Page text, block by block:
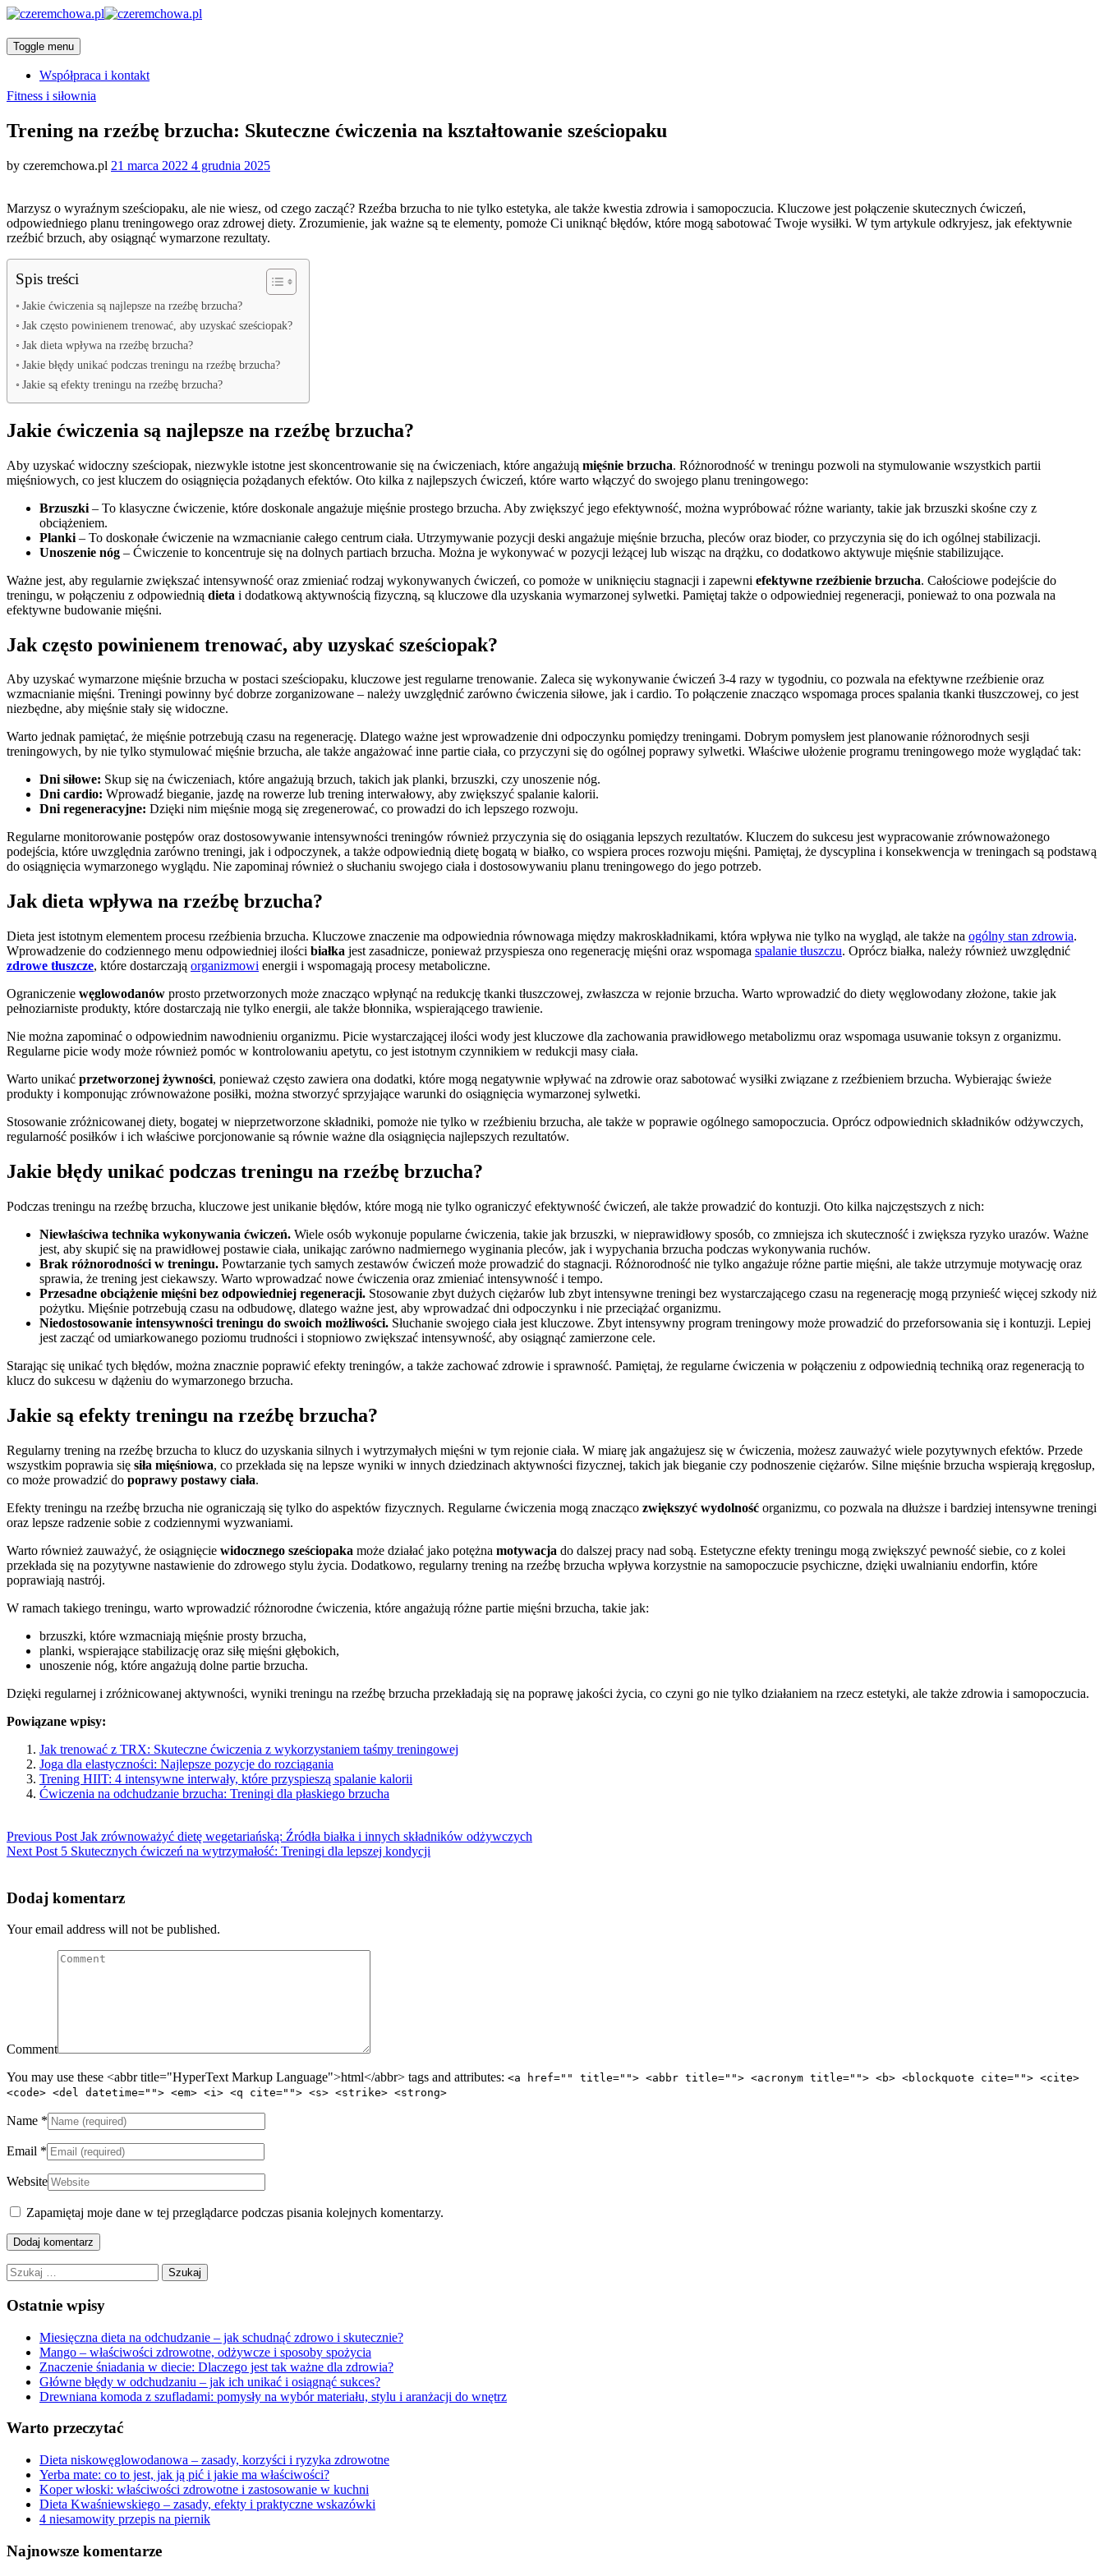
Toggle menu
Współpraca i kontakt
Categories
Fitness i siłownia
Trening na rzeźbę brzucha: Skuteczne ćwiczenia na kształtowanie sześciopaku
by czeremchowa.pl Posted
21 marca 2022 4 grudnia 2025
Marzysz o wyraźnym sześciopaku, ale nie wiesz, od czego zacząć? Rzeźba brzucha to nie tylko estetyka, ale także kwestia zdrowia i samopoczucia. Kluczowe jest połączenie skutecznych ćwiczeń,
odpowiedniego planu treningowego oraz zdrowej diety. Zrozumienie, jak ważne są te elementy, pomoże Ci uniknąć błędów, które mogą sabotować Twoje wysiłki. W tym artykule odkryjesz, jak efektywnie
rzeźbić brzuch, aby osiągnąć wymarzone rezultaty.
Spis treści
Jakie ćwiczenia są najlepsze na rzeźbę brzucha?
Jak często powinienem trenować, aby uzyskać sześciopak?
Jak dieta wpływa na rzeźbę brzucha?
Jakie błędy unikać podczas treningu na rzeźbę brzucha?
Jakie są efekty treningu na rzeźbę brzucha?
Jakie ćwiczenia są najlepsze na rzeźbę brzucha?
Aby uzyskać widoczny sześciopak, niezwykle istotne jest skoncentrowanie się na ćwiczeniach, które angażują mięśnie brzucha. Różnorodność w treningu pozwoli na stymulowanie wszystkich partii
mięśniowych, co jest kluczem do osiągnięcia pożądanych efektów. Oto kilka z najlepszych ćwiczeń, które warto włączyć do swojego planu treningowego:
Brzuszki – To klasyczne ćwiczenie, które doskonale angażuje mięśnie prostego brzucha. Aby zwiększyć jego efektywność, można wypróbować różne warianty, takie jak brzuszki skośne czy z
obciążeniem.
Planki – To doskonałe ćwiczenie na wzmacnianie całego centrum ciała. Utrzymywanie pozycji deski angażuje mięśnie brzucha, pleców oraz bioder, co przyczynia się do ich ogólnej stabilizacji.
Unoszenie nóg – Ćwiczenie to koncentruje się na dolnych partiach brzucha. Można je wykonywać w pozycji leżącej lub wisząc na drążku, co dodatkowo aktywuje mięśnie stabilizujące.
Ważne jest, aby regularnie zwiększać intensywność oraz zmieniać rodzaj wykonywanych ćwiczeń, co pomoże w uniknięciu stagnacji i zapewni efektywne rzeźbienie brzucha. Całościowe podejście do
treningu, w połączeniu z odpowiednią dieta i dodatkową aktywnością fizyczną, są kluczowe dla uzyskania wymarzonej sylwetki. Pamiętaj także o odpowiedniej regeneracji, ponieważ to ona pozwala na
efektywne budowanie mięśni.
Jak często powinienem trenować, aby uzyskać sześciopak?
Aby uzyskać wymarzone mięśnie brzucha w postaci sześciopaku, kluczowe jest regularne trenowanie. Zaleca się wykonywanie ćwiczeń 3-4 razy w tygodniu, co pozwala na efektywne rzeźbienie oraz
wzmacnianie mięśni. Treningi powinny być dobrze zorganizowane – należy uwzględnić zarówno ćwiczenia siłowe, jak i cardio. To połączenie znacząco wspomaga proces spalania tkanki tłuszczowej, co jest
niezbędne, aby mięśnie stały się widoczne.
Warto jednak pamiętać, że mięśnie potrzebują czasu na regenerację. Dlatego ważne jest wprowadzenie dni odpoczynku pomiędzy treningami. Dobrym pomysłem jest planowanie różnorodnych sesji
treningowych, by nie tylko stymulować mięśnie brzucha, ale także angażować inne partie ciała, co przyczyni się do ogólnej poprawy sylwetki. Właściwe ułożenie programu treningowego może wyglądać tak:
Dni siłowe: Skup się na ćwiczeniach, które angażują brzuch, takich jak planki, brzuszki, czy unoszenie nóg.
Dni cardio: Wprowadź bieganie, jazdę na rowerze lub trening interwałowy, aby zwiększyć spalanie kalorii.
Dni regeneracyjne: Dzięki nim mięśnie mogą się zregenerować, co prowadzi do ich lepszego rozwoju.
Regularne monitorowanie postępów oraz dostosowywanie intensywności treningów również przyczynia się do osiągania lepszych rezultatów. Kluczem do sukcesu jest wypracowanie zrównoważonego
podejścia, które uwzględnia zarówno treningi, jak i odpoczynek, a także odpowiednią dietę bogatą w białko, co wspiera proces rozwoju mięśni. Pamiętaj, że dyscyplina i konsekwencja w treningach są podstawą
do osiągnięcia wymarzonego wyglądu. Nie zapominaj również o słuchaniu swojego ciała i dostosowywaniu planu treningowego do jego potrzeb.
Jak dieta wpływa na rzeźbę brzucha?
Dieta jest istotnym elementem procesu rzeźbienia brzucha. Kluczowe znaczenie ma odpowiednia równowaga między makroskładnikami, która wpływa nie tylko na wygląd, ale także na ogólny stan zdrowia.
Wprowadzenie do codziennego menu odpowiedniej ilości białka jest zasadnicze, ponieważ przyspiesza ono regenerację mięśni oraz wspomaga spalanie tłuszczu. Oprócz białka, należy również uwzględnić
zdrowe tłuszcze, które dostarczają organizmowi energii i wspomagają procesy metaboliczne.
Ograniczenie węglowodanów prosto przetworzonych może znacząco wpłynąć na redukcję tkanki tłuszczowej, zwłaszcza w rejonie brzucha. Warto wprowadzić do diety węglowodany złożone, takie jak
pełnoziarniste produkty, które dostarczają nie tylko energii, ale także błonnika, wspierającego trawienie.
Nie można zapominać o odpowiednim nawodnieniu organizmu. Picie wystarczającej ilości wody jest kluczowe dla zachowania prawidłowego metabolizmu oraz wspomaga usuwanie toksyn z organizmu.
Regularne picie wody może również pomóc w kontrolowaniu apetytu, co jest istotnym czynnikiem w redukcji masy ciała.
Warto unikać przetworzonej żywności, ponieważ często zawiera ona dodatki, które mogą negatywnie wpływać na zdrowie oraz sabotować wysiłki związane z rzeźbieniem brzucha. Wybierając świeże
produkty i komponując zrównoważone posiłki, można stworzyć sprzyjające warunki do osiągnięcia wymarzonej sylwetki.
Stosowanie zróżnicowanej diety, bogatej w nieprzetworzone składniki, pomoże nie tylko w rzeźbieniu brzucha, ale także w poprawie ogólnego samopoczucia. Oprócz odpowiednich składników odżywczych,
regularność posiłków i ich właściwe porcjonowanie są równie ważne dla osiągnięcia najlepszych rezultatów.
Jakie błędy unikać podczas treningu na rzeźbę brzucha?
Podczas treningu na rzeźbę brzucha, kluczowe jest unikanie błędów, które mogą nie tylko ograniczyć efektywność ćwiczeń, ale także prowadzić do kontuzji. Oto kilka najczęstszych z nich:
Niewłaściwa technika wykonywania ćwiczeń. Wiele osób wykonuje popularne ćwiczenia, takie jak brzuszki, w nieprawidłowy sposób, co zmniejsza ich skuteczność i zwiększa ryzyko urazów. Ważne
jest, aby skupić się na prawidłowej postawie ciała, unikając zarówno nadmiernego wyginania pleców, jak i wypychania brzucha podczas wykonywania ruchów.
Brak różnorodności w treningu. Powtarzanie tych samych zestawów ćwiczeń może prowadzić do stagnacji. Różnorodność nie tylko angażuje różne partie mięśni, ale także utrzymuje motywację oraz
sprawia, że trening jest ciekawszy. Warto wprowadzać nowe ćwiczenia oraz zmieniać intensywność i tempo.
Przesadne obciążenie mięśni bez odpowiedniej regeneracji. Stosowanie zbyt dużych ciężarów lub zbyt intensywne treningi bez wystarczającego czasu na regenerację mogą przynieść więcej szkody niż
pożytku. Mięśnie potrzebują czasu na odbudowę, dlatego ważne jest, aby wprowadzać dni odpoczynku i nie przeciążać organizmu.
Niedostosowanie intensywności treningu do swoich możliwości. Słuchanie swojego ciała jest kluczowe. Zbyt intensywny program treningowy może prowadzić do przeforsowania się i kontuzji. Lepiej
jest zacząć od umiarkowanego poziomu trudności i stopniowo zwiększać intensywność, aby osiągnąć zamierzone cele.
Starając się unikać tych błędów, można znacznie poprawić efekty treningów, a także zachować zdrowie i sprawność. Pamiętaj, że regularne ćwiczenia w połączeniu z odpowiednią techniką oraz regeneracją to
klucz do sukcesu w dążeniu do wymarzonego brzucha.
Jakie są efekty treningu na rzeźbę brzucha?
Regularny trening na rzeźbę brzucha to klucz do uzyskania silnych i wytrzymałych mięśni w tym rejonie ciała. W miarę jak angażujesz się w ćwiczenia, możesz zauważyć wiele pozytywnych efektów. Przede
wszystkim poprawia się siła mięśniowa, co przekłada się na lepsze wyniki w innych dziedzinach aktywności fizycznej, takich jak bieganie czy podnoszenie ciężarów. Silne mięśnie brzucha wspierają kręgosłup,
co może prowadzić do poprawy postawy ciała.
Efekty treningu na rzeźbę brzucha nie ograniczają się tylko do aspektów fizycznych. Regularne ćwiczenia mogą znacząco zwiększyć wydolność organizmu, co pozwala na dłuższe i bardziej intensywne treningi
oraz lepsze radzenie sobie z codziennymi wyzwaniami.
Warto również zauważyć, że osiągnięcie widocznego sześciopaka może działać jako potężna motywacja do dalszej pracy nad sobą. Estetyczne efekty treningu mogą zwiększyć pewność siebie, co z kolei
przekłada się na pozytywne nastawienie do zdrowego stylu życia. Dodatkowo, regularny trening na rzeźbę brzucha wpływa korzystnie na samopoczucie psychiczne, dzięki uwalnianiu endorfin, które
poprawiają nastrój.
W ramach takiego treningu, warto wprowadzić różnorodne ćwiczenia, które angażują różne partie mięśni brzucha, takie jak:
brzuszki, które wzmacniają mięśnie prosty brzucha,
planki, wspierające stabilizację oraz siłę mięśni głębokich,
unoszenie nóg, które angażują dolne partie brzucha.
Dzięki regularnej i zróżnicowanej aktywności, wyniki treningu na rzeźbę brzucha przekładają się na poprawę jakości życia, co czyni go nie tylko działaniem na rzecz estetyki, ale także zdrowia i samopoczucia.
Powiązane wpisy:
Jak trenować z TRX: Skuteczne ćwiczenia z wykorzystaniem taśmy treningowej
Joga dla elastyczności: Najlepsze pozycje do rozciągania
Trening HIIT: 4 intensywne interwały, które przyspieszą spalanie kalorii
Ćwiczenia na odchudzanie brzucha: Treningi dla płaskiego brzucha
Previous Post Jak zrównoważyć dietę wegetariańską: Źródła białka i innych składników odżywczych
Next Post 5 Skutecznych ćwiczeń na wytrzymałość: Treningi dla lepszej kondycji
Dodaj komentarz
Your email address will not be published.
Comment
You may use these <abbr title="HyperText Markup Language">html</abbr> tags and attributes: <a href="" title=""> <abbr title=""> <acronym title=""> <b> <blockquote cite=""> <cite>
<code> <del datetime=""> <em> <i> <q cite=""> <s> <strike> <strong>
Name *
Email *
Website
Zapamiętaj moje dane w tej przeglądarce podczas pisania kolejnych komentarzy.
Szukaj:
Ostatnie wpisy
Miesięczna dieta na odchudzanie – jak schudnąć zdrowo i skutecznie?
Mango – właściwości zdrowotne, odżywcze i sposoby spożycia
Znaczenie śniadania w diecie: Dlaczego jest tak ważne dla zdrowia?
Główne błędy w odchudzaniu – jak ich unikać i osiągnąć sukces?
Drewniana komoda z szufladami: pomysły na wybór materiału, stylu i aranżacji do wnętrz
Warto przeczytać
Dieta niskowęglowodanowa – zasady, korzyści i ryzyka zdrowotne
Yerba mate: co to jest, jak ją pić i jakie ma właściwości?
Koper włoski: właściwości zdrowotne i zastosowanie w kuchni
Dieta Kwaśniewskiego – zasady, efekty i praktyczne wskazówki
4 niesamowity przepis na piernik
Najnowsze komentarze